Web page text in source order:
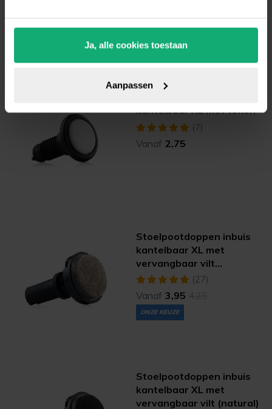
Ja, alle cookies toestaan
Aanpassen
kantelbaar XL met teflon
(7)
Vanaf 2,75
Stoelpootdoppen inbuis
kantelbaar XL met
vervangbaar vilt
(ultrasoft) (27)
Vanaf 3,95
ONZE KEUZE
Stoelpootdoppen inbuis
kantelbaar XL met
vervangbaar vilt (natural)